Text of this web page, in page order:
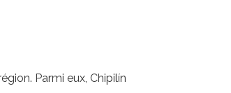
Parmi eux, Chipilín